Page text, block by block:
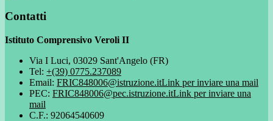
Contatti
Istituto Comprensivo Veroli II
Via I Luci, 03029 Sant'Angelo (FR)
Tel: +(39) 0775.237089
Email: FRIC848006@istruzione.itLink per inviare una mail
PEC: FRIC848006@pec.istruzione.itLink per inviare una
mail
C.F.: 92064540609